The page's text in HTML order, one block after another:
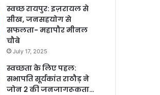
स्वच्छ रायपुर: इज़रायल से
सीख, जनसहयोग से
सफलता- महापौर मीनल
चौबे
July 17, 2025
स्वच्छता के लिए पहल:
सभापति सूर्यकांत राठौड़ ने
जोन 2 की जनजागरूकता…